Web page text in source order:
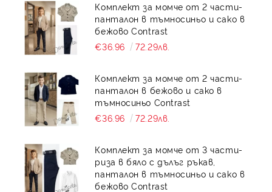
Комплект за момче от 2 части-
панталон в тъмносиньо и сако в
бежово Contrast
€36.96
72.29лв.
Комплект за момче от 2 части-
панталон в бежово и сако в
тъмносиньо Contrast
€36.96
72.29лв.
Комплект за момче от 3 части-
риза в бяло с дълъг ръкав,
панталон в тъмносиньо и сако в
бежово Contrast